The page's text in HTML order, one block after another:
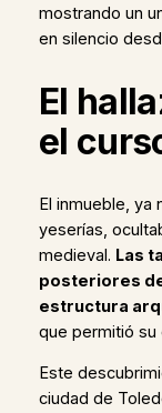
mostrando un
en silencio
El
el
El inmueble, ya
yeserías,
medieval. Las
posteriores
estructura
que permitió su
Este
ciudad de